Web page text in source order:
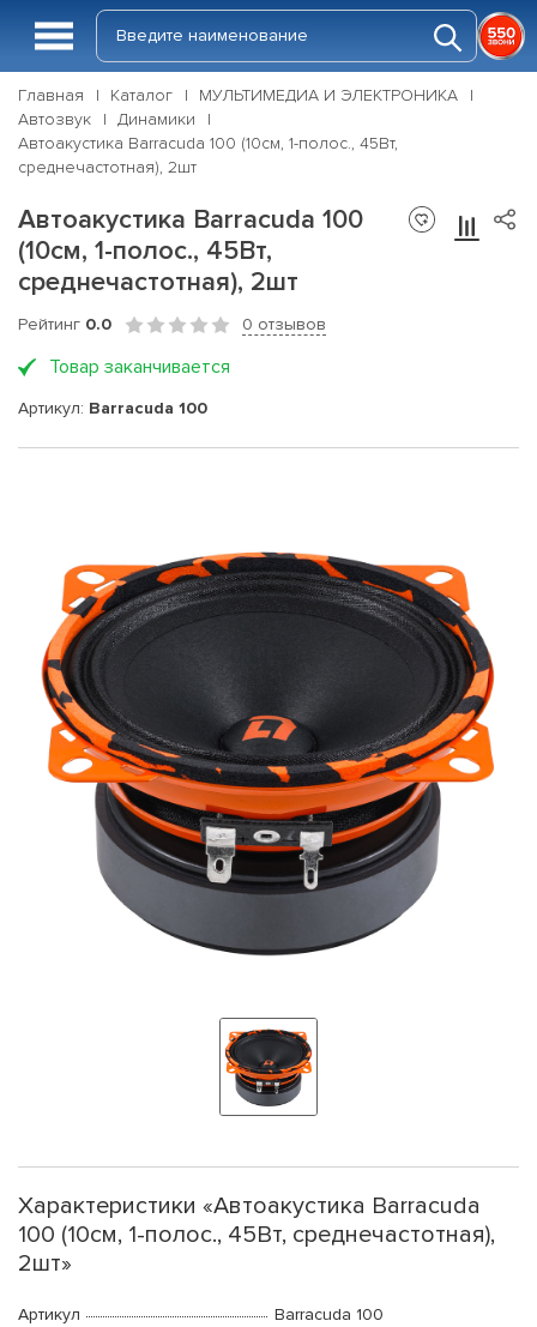
Главная Каталог
МУЛЬТИМЕДИА И ЭЛЕКТРОНИКА
Автозвук
Динамики
Автоакустика Barracuda 100 (10см, 1-полос., 45Вт,
среднечастотная), 2шт
Автоакустика Barracuda 100
(10см, 1-полос., 45Вт,
среднечастотная), 2шт
Рейтинг 0.0 0 отзывов
Товар заканчивается
Артикул: Barracuda 100
Характеристики «Автоакустика Barracuda
100 (10см, 1-полос., 45Вт, среднечастотная),
2шт»
Артикул
Barracuda 100